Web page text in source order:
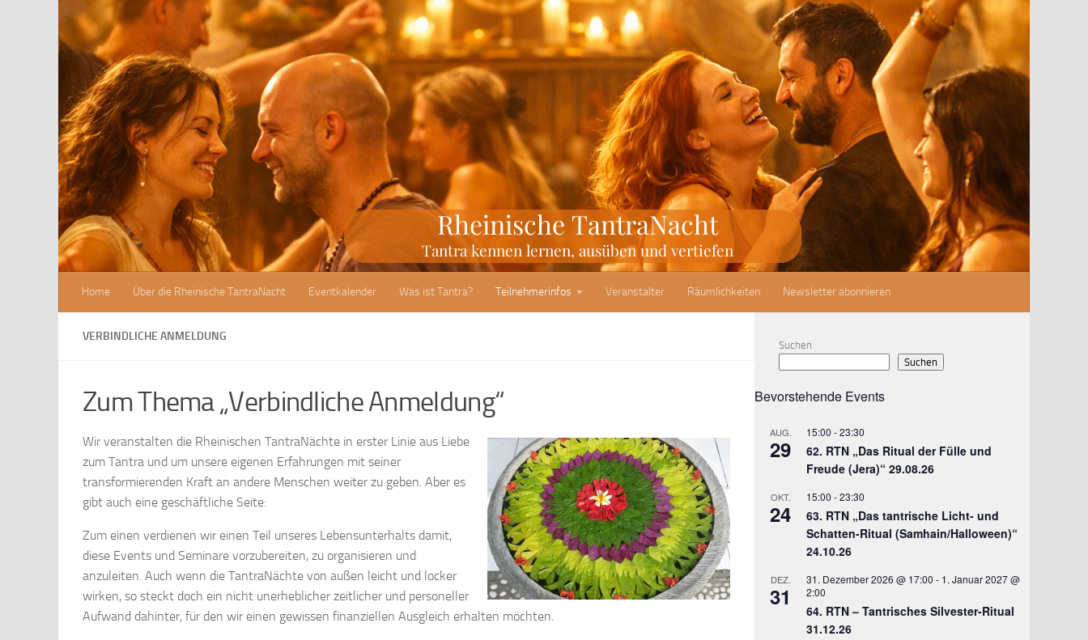
Zum Inhalt springen
Home Über die Rheinische TantraNacht Eventkalender Was ist Tantra? Teilnehmerinfos Veranstalter Räumlichkeiten Newsletter abonnieren
VERBINDLICHE ANMELDUNG
Zum Thema „Verbindliche Anmeldung“
Wir veranstalten die Rheinischen TantraNächte in erster Linie aus Liebe
zum Tantra und um unsere eigenen Erfahrungen mit seiner
transformierenden Kraft an andere Menschen weiter zu geben. Aber es
gibt auch eine geschäftliche Seite:
Zum einen verdienen wir einen Teil unseres Lebensunterhalts damit,
diese Events und Seminare vorzubereiten, zu organisieren und
anzuleiten. Auch wenn die TantraNächte von außen leicht und locker
wirken, so steckt doch ein nicht unerheblicher zeitlicher und personeller
Aufwand dahinter, für den wir einen gewissen finanziellen Ausgleich erhalten möchten.
Suchen
Suchen
Bevorstehende Events
AUG.
29
15:00 -23:30
62. RTN „Das Ritual der Fülle und
Freude (Jera)“ 29.08.26
OKT.
24
15:00 -23:30
63. RTN „Das tantrische Licht- und
Schatten-Ritual (Samhain/Halloween)“
24.10.26
DEZ.
31
31. Dezember 2026 @ 17:00 - 1. Januar 2027 @
2:00
64. RTN – Tantrisches Silvester-Ritual
31.12.26